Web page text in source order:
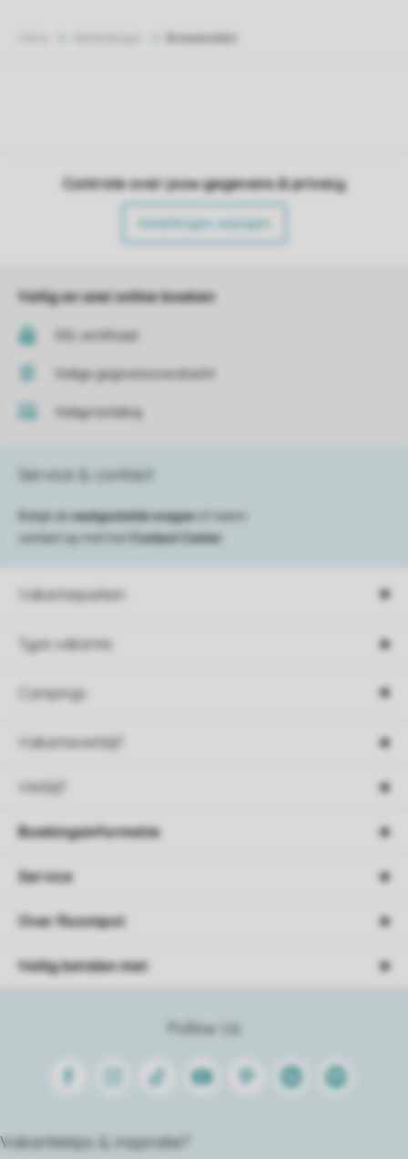
Controle over jouw gegevens & privacy
Instellingen wijzigen
Veilig en snel online boeken
SSL certificaat
Veilige gegevensoverdracht
Veilige betaling
Vakantieparken
Type vakantie
Campings
Vakantieverblijf
Verblijf
Service & contact
Bekijk de veelgestelde vragen
of neem
contact op met het
Contact Center
Follow Us
FacebookInstagram
Tiktok Youtube PinterestLinkedinSpotify
Vakantietips & inspiratie?
Boekingsinformatie
Service
Over Roompot
Veilig betalen met